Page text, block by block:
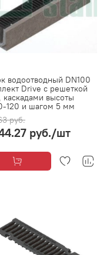
водоотводный DN100
Drive с решеткой
каскадами высоты
120 и шагом 5 мм
руб.
руб./шт